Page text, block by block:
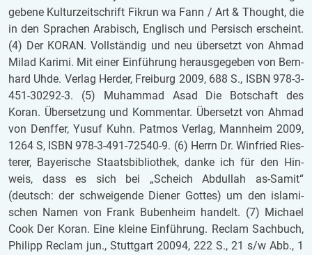
ge­be­ne Kul­tur­zeit­schrift Fik­run wa Fann / Art & Thought, die
in den Spra­chen Ara­bisch, Eng­lisch und Per­sisch er­scheint.
(4) Der KORAN. Voll­stän­dig und neu über­setzt von Ahmad
Milad Ka­ri­mi. Mit einer Ein­füh­rung her­aus­ge­ge­ben von Bern­
hard Uhde. Ver­lag Her­der, Frei­burg 2009, 688 S., ISBN 978-3-
451-30292-3. (5) Mu­ham­mad Asad Die Bot­schaft des
Koran. Über­set­zung und Kom­men­tar. Über­setzt von Ahmad
von Denf­fer, Yusuf Kuhn. Pat­mos Ver­lag, Mann­heim 2009,
1264 S, ISBN 978-3-491-72540-9. (6) Herrn Dr. Win­fried Ries­
te­rer, Bay­e­ri­sche Staats­bi­blio­thek, danke ich für den Hin­
weis, dass es sich bei „Scheich Ab­dul­lah as-Samit“
(deutsch: der schwei­gen­de Die­ner Got­tes) um den is­la­mi­
schen Namen von Frank Bu­ben­heim han­delt. (7) Mi­cha­el
Cook Der Koran. Eine klei­ne Ein­füh­rung. Re­clam Sach­buch,
Phil­ipp Re­clam jun., Stutt­gart 20094, 222 S., 21 s/w Abb., 1